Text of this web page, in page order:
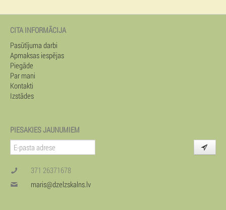
CITA INFORMĀCIJA
Pasūtījuma darbi
Apmaksas iespējas
Piegāde
Par mani
Kontakti
Izstādes
PIESAKIES JAUNUMIEM
371 26371678
maris@dzelzskalns.lv